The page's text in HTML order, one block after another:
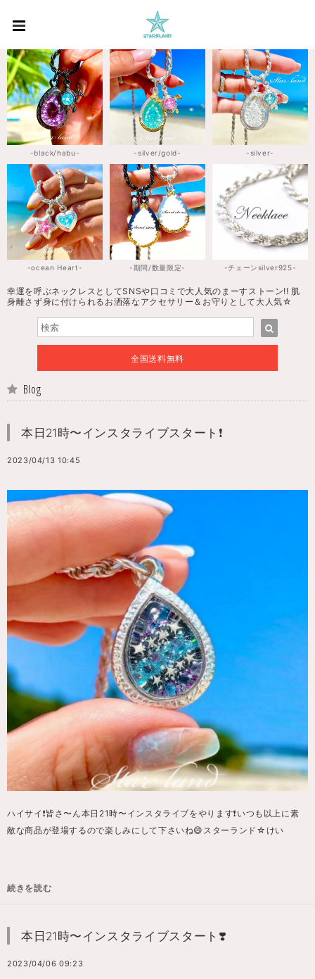
-black/habu- -silver/gold- -silver-
-ocean Heart- -期間/数量限定- -チェーンsilver925-
幸運を呼ぶネックレスとしてSNSや口コミで大人気のまーすストーン!! 肌
身離さず身に付けられるお洒落なアクセサリー＆お守りとして大人気☆
全国送料無料
Blog
本日21時〜インスタライブスタート❗️
2023/04/13 10:45
ハイサイ❗️皆さ〜ん本日21時〜インスタライブをやります❗️いつも以上に素
敵な商品が登場するので楽しみにして下さいね😄スターランド☆けい
続きを読む
本日21時〜インスタライブスタート❣️
2023/04/06 09:23